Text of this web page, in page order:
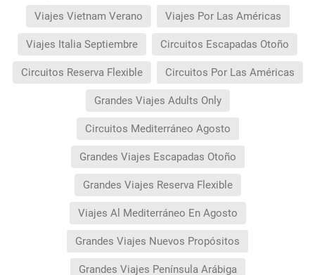
Viajes Vietnam Verano Viajes Por Las Américas
Viajes Italia Septiembre Circuitos Escapadas Otoño
Circuitos Reserva Flexible Circuitos Por Las Américas
Grandes Viajes Adults Only
Circuitos Mediterráneo Agosto
Grandes Viajes Escapadas Otoño
Grandes Viajes Reserva Flexible
Viajes Al Mediterráneo En Agosto
Grandes Viajes Nuevos Propósitos
Grandes Viajes Península Arábiga